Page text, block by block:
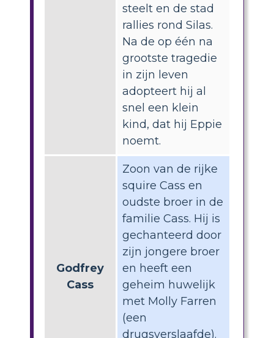
steelt en de stad
rallies rond Silas.
Na de op één na
grootste tragedie
in zijn leven
adopteert hij al
snel een klein
kind, dat hij Eppie
noemt.
Godfrey
Cass
Zoon van de rijke
squire Cass en
oudste broer in de
familie Cass. Hij is
gechanteerd door
zijn jongere broer
en heeft een
geheim huwelijk
met Molly Farren
(een
drugsverslaafde).